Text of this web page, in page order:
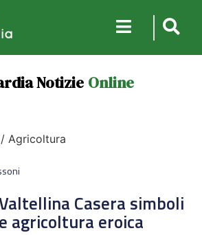
Notizie Online
/ Agricoltura
Casera simboli
agricoltura eroica